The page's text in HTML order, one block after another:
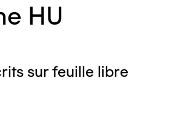
HU
sur feuille libre